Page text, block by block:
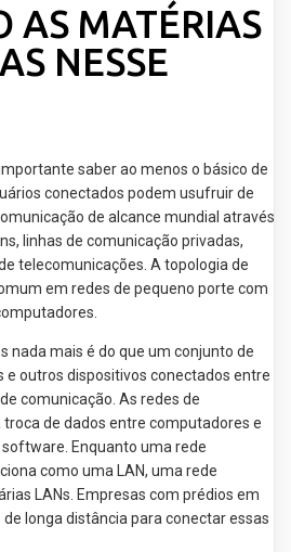
AS MATÉRIAS
NESSE
saber ao menos o básico de
conectados podem usufruir de
de alcance mundial através
linhas de comunicação privadas,
telecomunicações. A topologia de
em redes de pequeno porte com
nada mais é do que um conjunto de
outros dispositivos conectados entre
comunicação. As redes de
de dados entre computadores e
Enquanto uma rede
como uma LAN, uma rede
LANs. Empresas com prédios em
longa distância para conectar essas